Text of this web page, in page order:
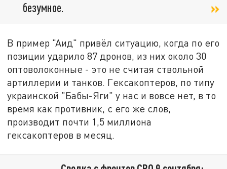
безумное.
В пример "Аид" привёл ситуацию, когда по его
позиции ударило 87 дронов, из них около 30
оптоволоконные - это не считая ствольной
артиллерии и танков. Гексакоптеров, по типу
украинской "Бабы-Яги" у нас и вовсе нет, в то
время как противник, с его же слов,
производит почти 1,5 миллиона
гексакоптеров в месяц.